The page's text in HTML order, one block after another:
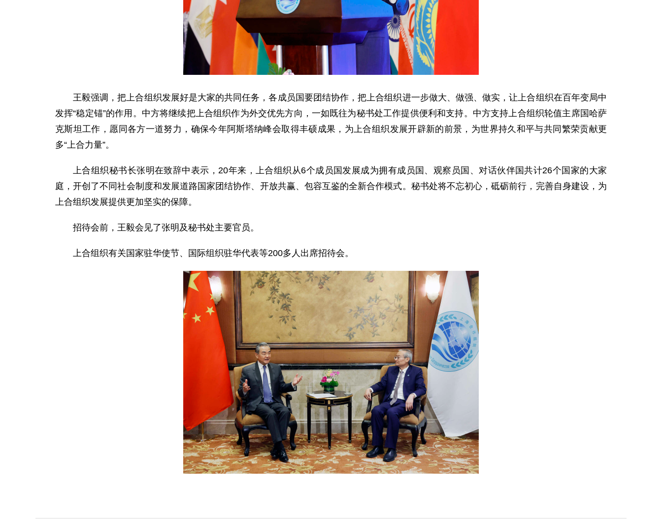
王毅强调，把上合组织发展好是大家的共同任务，各成员国要团结协作，把上合组织进一步做大、做强、做实，让上合组织在百年变局中
发挥“稳定锚”的作用。中方将继续把上合组织作为外交优先方向，一如既往为秘书处工作提供便利和支持。中方支持上合组织轮值主席国哈萨
克斯坦工作，愿同各方一道努力，确保今年阿斯塔纳峰会取得丰硕成果，为上合组织发展开辟新的前景，为世界持久和平与共同繁荣贡献更
多“上合力量”。
上合组织秘书长张明在致辞中表示，20年来，上合组织从6个成员国发展成为拥有成员国、观察员国、对话伙伴国共计26个国家的大家
庭，开创了不同社会制度和发展道路国家团结协作、开放共赢、包容互鉴的全新合作模式。秘书处将不忘初心，砥砺前行，完善自身建设，为
上合组织发展提供更加坚实的保障。
招待会前，王毅会见了张明及秘书处主要官员。
上合组织有关国家驻华使节、国际组织驻华代表等200多人出席招待会。